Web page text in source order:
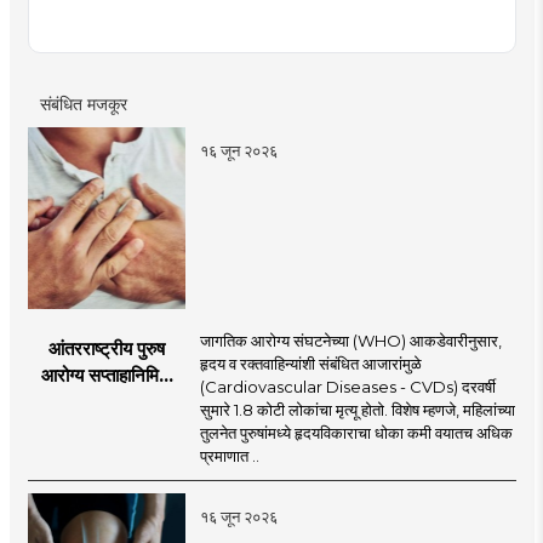
संबंधित मजकूर
१६ जून २०२६
आंतरराष्ट्रीय पुरुष
आरोग्य सप्ताहानिमित्त
जागतिक आरोग्य संघटनेच्या (WHO) आकडेवारीनुसार,
हृदय व रक्तवाहिन्यांशी संबंधित आजारांमुळे
(Cardiovascular Diseases - CVDs) दरवर्षी
सुमारे 1.8 कोटी लोकांचा मृत्यू होतो. विशेष म्हणजे, महिलांच्या
तुलनेत पुरुषांमध्ये हृदयविकाराचा धोका कमी वयातच अधिक
प्रमाणात ..
१६ जून २०२६